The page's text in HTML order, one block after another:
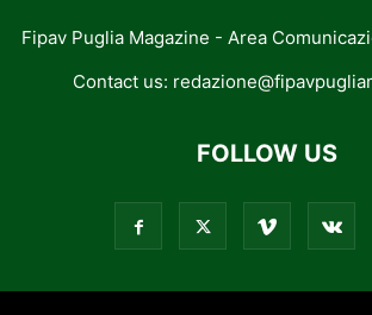
Fipav Puglia Magazine - Area
Contact us:
FOLLOW US